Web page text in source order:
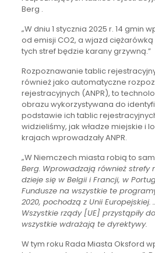
Berg .
„W dniu 1 stycznia 2025 r. 14 gmin
od emisji CO2, a wjazd
tych stref będzie karany grzywną.”
Rozpoznawanie tablic
również jako automatyczne
rejestracyjnych (ANPR), to
obrazu wykorzystywana do
podstawie ich tablic
widzieliśmy, jak władze miejskie i
krajach wprowadzały ANPR.
„W Niemczech miasta robią to
Berg. Wprowadzają również strefy
dzieje się w Belgii i Francji, w
Fundusze na wszystkie te
2020, pochodzą z Unii Europejskiej.
Wszystkie rządy [UE] przystąpiły
wszystkie wdrażają te dyrektywy.
W tym roku Rada Miasta Oksford